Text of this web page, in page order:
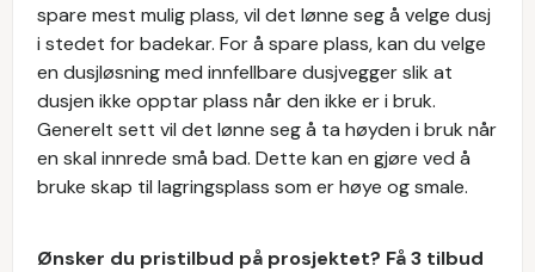
spare mest mulig plass, vil det lønne seg å velge dusj
i stedet for badekar. For å spare plass, kan du velge
en dusjløsning med innfellbare dusjvegger slik at
dusjen ikke opptar plass når den ikke er i bruk.
Generelt sett vil det lønne seg å ta høyden i bruk når
en skal innrede små bad. Dette kan en gjøre ved å
bruke skap til lagringsplass som er høye og smale.
Ønsker du pristilbud på prosjektet? Få 3 tilbud